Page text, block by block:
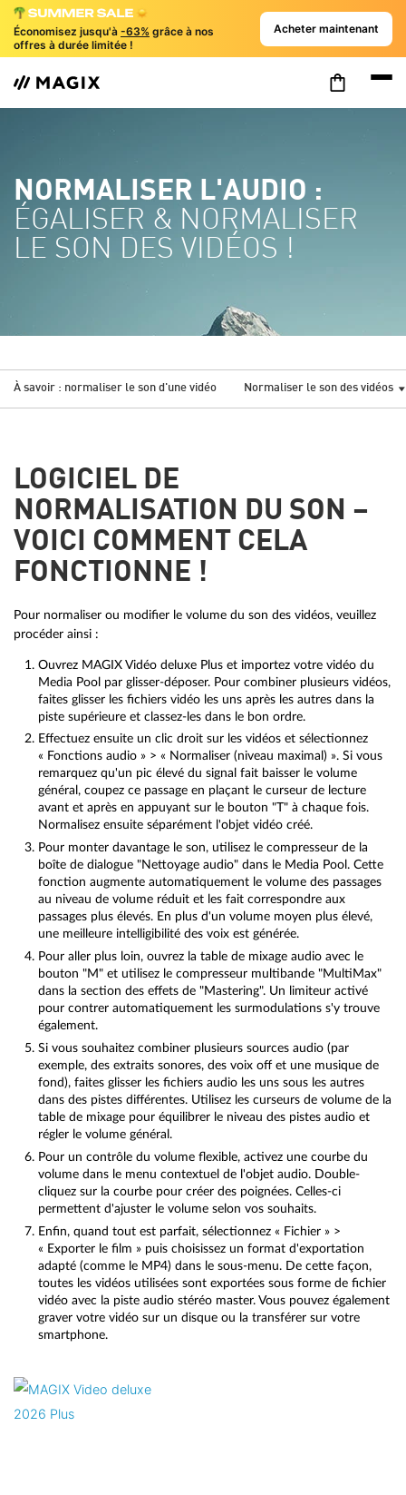
Économisez jusqu'à -63% grâce à nos
offres à durée limitée !
Acheter maintenant
NORMALISER L'AUDIO :
ÉGALISER & NORMALISER
LE SON DES VIDÉOS !
À savoir : normaliser le son d'une vidéo Normaliser le son des vidéos
LOGICIEL DE
NORMALISATION DU SON –
VOICI COMMENT CELA
FONCTIONNE !
Pour normaliser ou modifier le volume du son des vidéos, veuillez
procéder ainsi :
Ouvrez MAGIX Vidéo deluxe Plus et importez votre vidéo du
Media Pool par glisser-déposer. Pour combiner plusieurs vidéos,
faites glisser les fichiers vidéo les uns après les autres dans la
piste supérieure et classez-les dans le bon ordre.
Effectuez ensuite un clic droit sur les vidéos et sélectionnez
« Fonctions audio » > « Normaliser (niveau maximal) ». Si vous
remarquez qu'un pic élevé du signal fait baisser le volume
général, coupez ce passage en plaçant le curseur de lecture
avant et après en appuyant sur le bouton "T" à chaque fois.
Normalisez ensuite séparément l'objet vidéo créé.
Pour monter davantage le son, utilisez le compresseur de la
boîte de dialogue "Nettoyage audio" dans le Media Pool. Cette
fonction augmente automatiquement le volume des passages
au niveau de volume réduit et les fait correspondre aux
passages plus élevés. En plus d'un volume moyen plus élevé,
une meilleure intelligibilité des voix est générée.
Pour aller plus loin, ouvrez la table de mixage audio avec le
bouton "M" et utilisez le compresseur multibande "MultiMax"
dans la section des effets de "Mastering". Un limiteur activé
pour contrer automatiquement les surmodulations s'y trouve
également.
Si vous souhaitez combiner plusieurs sources audio (par
exemple, des extraits sonores, des voix off et une musique de
fond), faites glisser les fichiers audio les uns sous les autres
dans des pistes différentes. Utilisez les curseurs de volume de la
table de mixage pour équilibrer le niveau des pistes audio et
régler le volume général.
Pour un contrôle du volume flexible, activez une courbe du
volume dans le menu contextuel de l'objet audio. Double-
cliquez sur la courbe pour créer des poignées. Celles-ci
permettent d'ajuster le volume selon vos souhaits.
Enfin, quand tout est parfait, sélectionnez « Fichier » >
« Exporter le film » puis choisissez un format d'exportation
adapté (comme le MP4) dans le sous-menu. De cette façon,
toutes les vidéos utilisées sont exportées sous forme de fichier
vidéo avec la piste audio stéréo master. Vous pouvez également
graver votre vidéo sur un disque ou la transférer sur votre
smartphone.